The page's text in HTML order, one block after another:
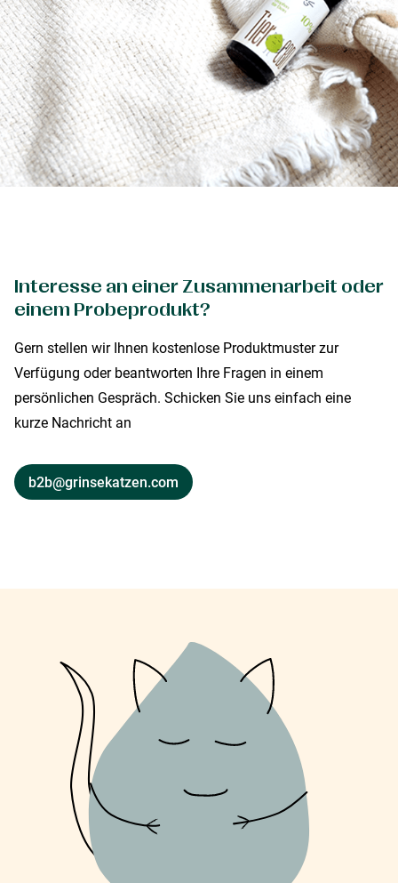
Interesse an einer Zusammenarbeit oder
einem Probeprodukt?
Gern stellen wir Ihnen kostenlose Produktmuster zur
Verfügung oder beantworten Ihre Fragen in einem
persönlichen Gespräch. Schicken Sie uns einfach eine
kurze Nachricht an
b2b@grinsekatzen.com